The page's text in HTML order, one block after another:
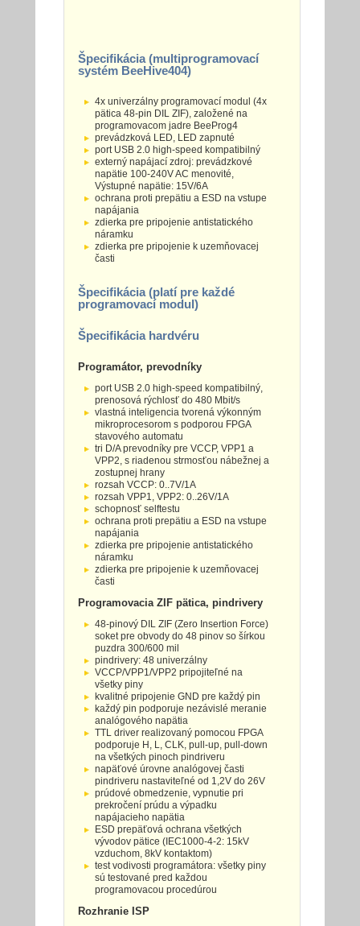
Špecifikácia (multiprogramovací
systém BeeHive404)
4x univerzálny programovací modul (4x
pätica 48-pin DIL ZIF), založené na
programovacom jadre BeeProg4
prevádzková LED, LED zapnuté
port USB 2.0 high-speed kompatibilný
externý napájací zdroj: prevádzkové
napätie 100-240V AC menovité,
Výstupné napätie: 15V/6A
ochrana proti prepätiu a ESD na vstupe
napájania
zdierka pre pripojenie antistatického
náramku
zdierka pre pripojenie k uzemňovacej
časti
Špecifikácia (platí pre každé
programovací modul)
Špecifikácia hardvéru
Programátor, prevodníky
port USB 2.0 high-speed kompatibilný,
prenosová rýchlosť do 480 Mbit/s
vlastná inteligencia tvorená výkonným
mikroprocesorom s podporou FPGA
stavového automatu
tri D/A prevodníky pre VCCP, VPP1 a
VPP2, s riadenou strmosťou nábežnej a
zostupnej hrany
rozsah VCCP: 0..7V/1A
rozsah VPP1, VPP2: 0..26V/1A
schopnosť selftestu
ochrana proti prepätiu a ESD na vstupe
napájania
zdierka pre pripojenie antistatického
náramku
zdierka pre pripojenie k uzemňovacej
časti
Programovacia ZIF pätica, pindrivery
48-pinový DIL ZIF (Zero Insertion Force)
soket pre obvody do 48 pinov so šírkou
puzdra 300/600 mil
pindrivery: 48 univerzálny
VCCP/VPP1/VPP2 pripojiteľné na
všetky piny
kvalitné pripojenie GND pre každý pin
každý pin podporuje nezávislé meranie
analógového napätia
TTL driver realizovaný pomocou FPGA
podporuje H, L, CLK, pull-up, pull-down
na všetkých pinoch pindriveru
napäťové úrovne analógovej časti
pindriveru nastaviteľné od 1,2V do 26V
prúdové obmedzenie, vypnutie pri
prekročení prúdu a výpadku
napájacieho napätia
ESD prepäťová ochrana všetkých
vývodov pätice (IEC1000-4-2: 15kV
vzduchom, 8kV kontaktom)
test vodivosti programátora: všetky piny
sú testované pred každou
programovacou procedúrou
Rozhranie ISP